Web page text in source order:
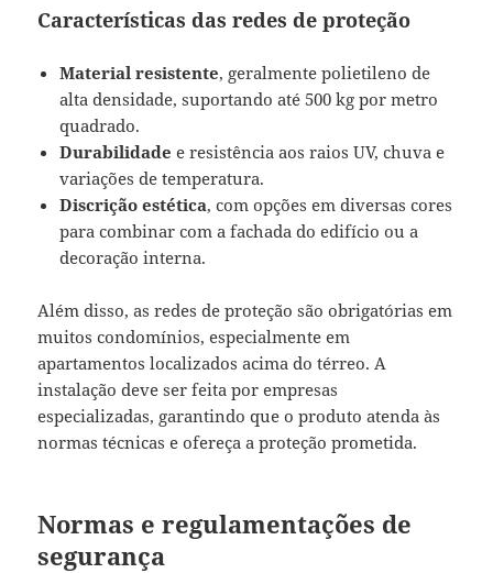
Características das redes de proteção
Material resistente, geralmente polietileno de
alta densidade, suportando até 500 kg por metro
quadrado.
Durabilidade e resistência aos raios UV, chuva e
variações de temperatura.
Discrição estética, com opções em diversas cores
para combinar com a fachada do edifício ou a
decoração interna.
Além disso, as redes de proteção são obrigatórias em
muitos condomínios, especialmente em
apartamentos localizados acima do térreo. A
instalação deve ser feita por empresas
especializadas, garantindo que o produto atenda às
normas técnicas e ofereça a proteção prometida.
Normas e regulamentações de
segurança